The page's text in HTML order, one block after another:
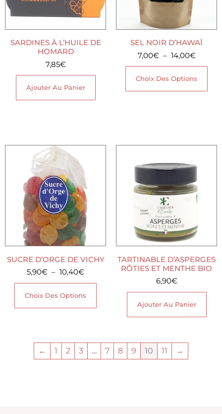
SARDINES À L’HUILE DE
HOMARD
7,85€
Ajouter Au Panier
SEL NOIR D’HAWAÏ
7,00€ – 14,00€
Choix Des Options
SUCRE D’ORGE DE VICHY
5,90€ – 10,40€
Choix Des Options
TARTINABLE D’ASPERGES
RÔTIES ET MENTHE BIO
6,90€
Ajouter Au Panier
← 1 2 3 … 7 8 9 10 11 →